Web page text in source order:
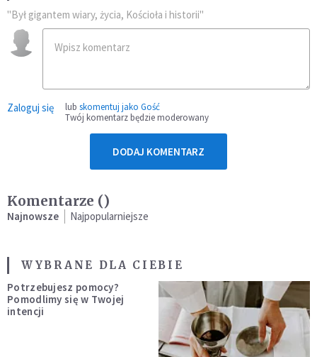
"Był gigantem wiary, życia, Kościoła i historii"
Zaloguj się lub skomentuj jako Gość
Twój komentarz będzie moderowany
DODAJ KOMENTARZ
Komentarze ()
Najnowsze Najpopularniejsze
WYBRANE DLA CIEBIE
Potrzebujesz pomocy?
Pomodlimy się w Twojej
intencji